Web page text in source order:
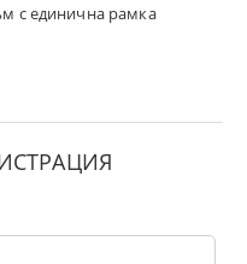
с единична рамка